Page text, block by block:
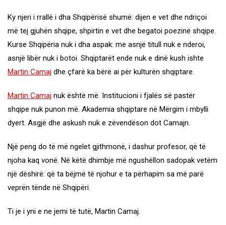
Ky njeri i rrallë i dha Shqipërisë shumë: dijen e vet dhe ndriçoi
më tej gjuhën shqipe, shpirtin e vet dhe begatoi poezinë shqipe.
Kurse Shqipëria nuk i dha aspak: me asnjë titull nuk e nderoi,
asnjë libër nuk i botoi. Shqiptarët ende nuk e dinë kush ishte
Martin Camaj dhe çfarë ka bërë ai për kulturën shqiptare.
Martin Camaj nuk është më. Institucioni i fjalës së pastër
shqipe nuk punon më. Akademia shqiptare në Mërgim i mbylli
dyert. Asgjë dhe askush nuk e zëvendëson dot Camajn.
Një peng do të më ngelet gjithmonë, i dashur profesor, që të
njoha kaq vonë. Në këtë dhimbje më ngushëllon sadopak vetëm
një dëshirë: që ta bëjmë të njohur e ta përhapim sa më parë
veprën tënde në Shqipëri.
Ti je i yni e ne jemi të tutë, Martin Camaj.